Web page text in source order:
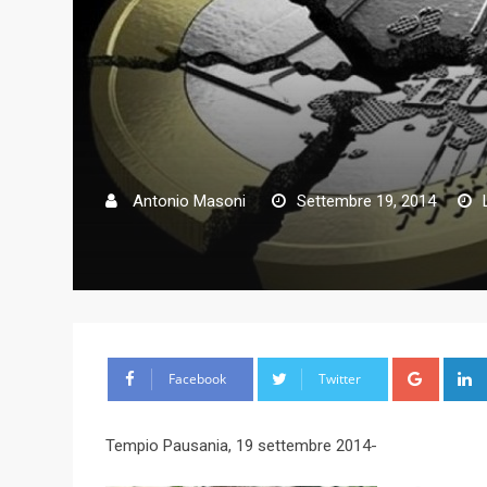
Antonio Masoni Settembre 19, 2014
Facebook Twitter
o
Tempio Pausania, 19 settembre 2014-